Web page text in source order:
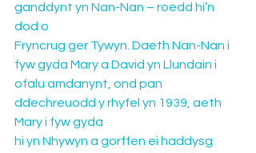
ganddynt yn Nan-Nan – roedd hi’n
dod o
Fryncrug ger Tywyn. Daeth Nan-Nan i
fyw gyda Mary a David yn Llundain i
ofalu amdanynt, ond pan
ddechreuodd y rhyfel yn 1939, aeth
Mary i fyw gyda
hi yn Nhywyn a gorffen ei haddysg